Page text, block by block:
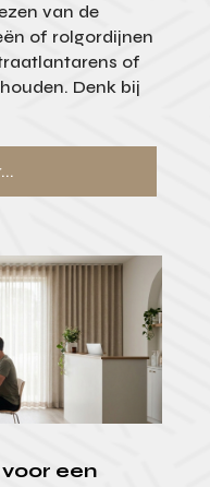
van de
of rolgordijnen
of
Denk bij
een